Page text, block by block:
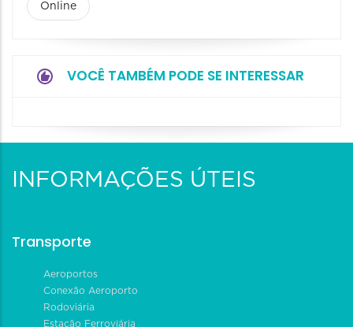
Online
VOCÊ TAMBÉM PODE SE INTERESSAR
INFORMAÇÕES ÚTEIS
Transporte
Aeroportos
Conexão Aeroporto
Rodoviária
Estação Ferroviária